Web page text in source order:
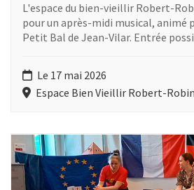
L'espace du bien-vieillir Robert-
pour un après-midi musical, animé
Petit Bal de Jean-Vilar. Entrée
Le 17 mai 2026
Espace Bien Vieillir Robert-
Plus d'information sur l'évènement :